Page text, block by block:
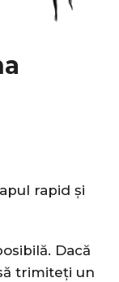
rapid și
Dacă
trimiteți un